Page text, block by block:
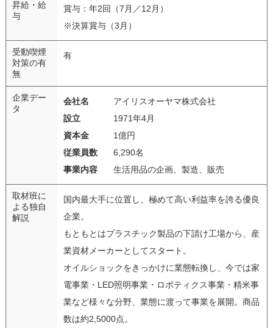
昇給・給
与
賞与：年2回（7月／12月）
※決算賞与（3月）
受動喫煙
対策の有
無
有
企業デー
タ
会社名
アイリスオーヤマ株式会社
設立
1971年4月
資本金
1億円
従業員数
6,290名
事業内容
生活用品の企画、製造、販売
取材班に
よる独自
解説
国内最大手に位置し、極めて高い利益率を誇る優良
企業。
もともとはプラスチック製品の下請け工場から、産
業資材メーカーとしてスタート。
オイルショックをきっかけに業態転換し、今では家
電事業・LED照明事業・ロボティクス事業・精米事
業など様々な分野、業態に渡って事業を展開。商品
数は約2,5000点。